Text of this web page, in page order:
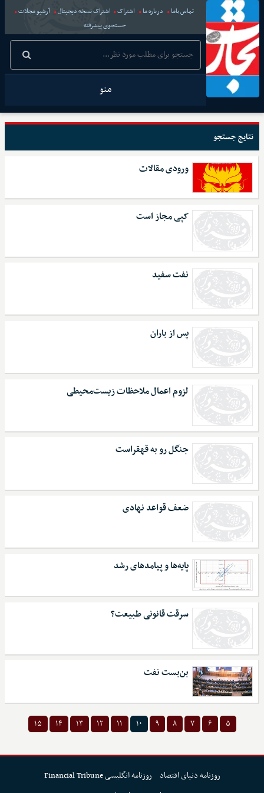
تماس باما درباره ما اشتراک اشتراک نسخه دیجیتال
آرشیو مجلات
جستجوی پیشرفته
منو
نتایج جستجو
ورودی مقالات
کپی مجاز است
نفت سفید
پس از باران
لزوم اعمال ملاحظات زیست‌محیطی
جنگل رو به قهقراست
ضعف قواعد نهادی
پایه‌ها و پیامدهای رشد
سرقت قانونی طبیعت؟
بن‌بست نفت
۵ ۶ ۷ ۸ ۹ ۱۰ ۱۱ ۱۲ ۱۳ ۱۴ ۱۵
روزنامه دنیای اقتصاد
روزنامه انگلیسی Financial Tribune